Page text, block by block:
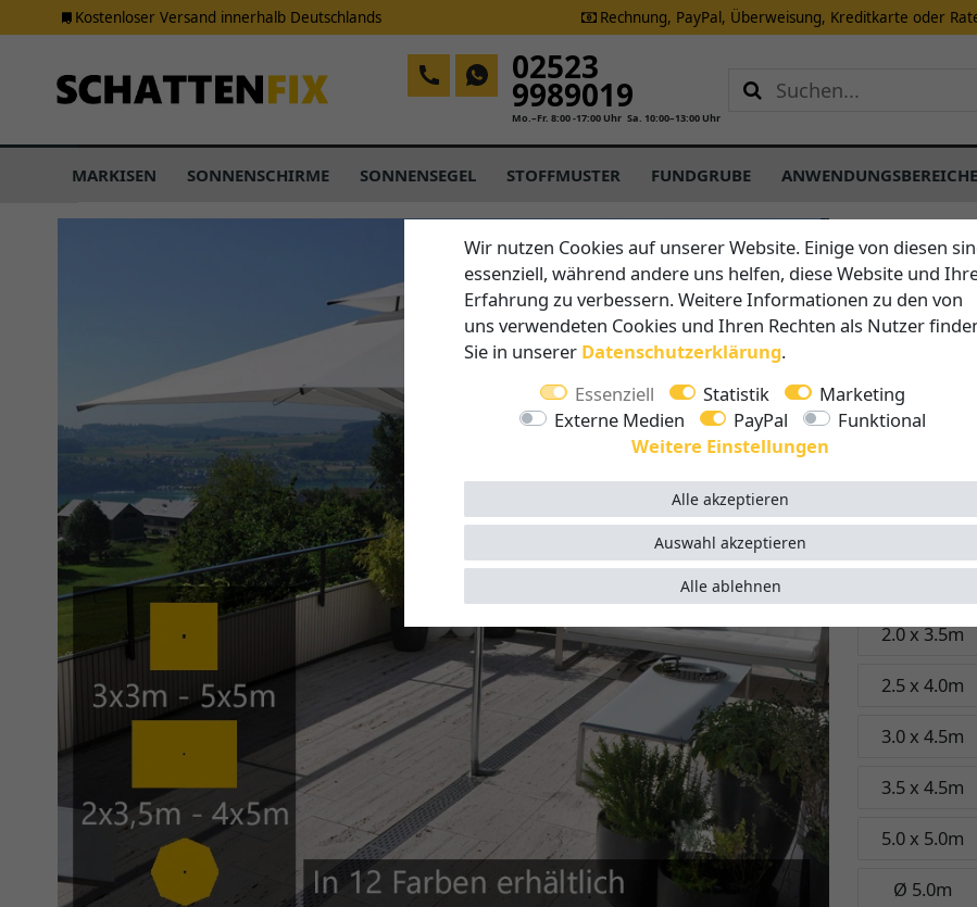
Kostenloser Versand innerhalb Deutschlands Rechnung, PayPal, Überweisung, Kreditkarte oder
02523
9989019
Mo.–Fr. 8:00 -17:00 Uhr Sa. 10:00–13:00 Uhr
MARKISEN SONNENSCHIRME SONNENSEGEL STOFFMUSTER FUNDGRUBE ANWENDUNGSBEREICHE
M40
Vorteile auf
Easy-
Hohe
5
2.0 x 3.5m
2.5 x 4.0m
3.0 x 4.5m
3.5 x 4.5m
5.0 x 5.0m
Ø 5.0m
Wir nutzen Cookies auf unserer Website. Einige von diesen
essenziell, während andere uns helfen, diese Website und
Erfahrung zu verbessern. Weitere Informationen zu den von
uns verwendeten Cookies und Ihren Rechten als Nutzer
Sie in unserer Daten­schutz­erklärung.
Essenziell
Statistik
Marketing
Externe Medien
PayPal
Funktional
Weitere Einstellungen
Alle akzeptieren
Alle ablehnen
Auswahl akzeptieren